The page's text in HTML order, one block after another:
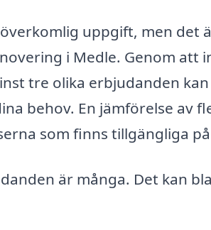
uppgift, men det
i Medle. Genom att
tre olika erbjudanden
behov. En jämförelse av
som finns tillgängliga
är många. Det kan